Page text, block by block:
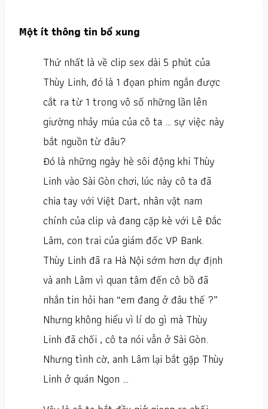
Một ít thông tin bổ xung
Thứ nhất là về clip sex dài 5 phút của
Thùy Linh, đó là 1 đọan phim ngắn được
cắt ra từ 1 trong vô số những lần lên
giường nhảy múa của cô ta … sự việc này
bắt nguồn từ đâu?
Đó là những ngày hè sôi động khi Thùy
Linh vào Sài Gòn chơi, lúc này cô ta đã
chia tay với Việt Dart, nhân vật nam
chính của clip và đang cặp kè với Lê Đắc
Lâm, con trai của giám đốc VP Bank.
Thùy Linh đã ra Hà Nội sớm hơn dự định
và anh Lâm vì quan tâm đến cô bồ đã
nhắn tin hỏi han “em đang ở đâu thế ?”
Nhưng không hiểu vì lí do gì mà Thùy
Linh đã chối , cô ta nói vẫn ở Sài Gòn.
Nhưng tình cờ, anh Lâm lại bắt gặp Thùy
Linh ở quán Ngon …